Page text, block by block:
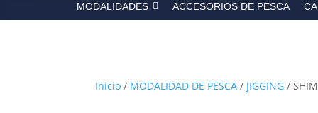
MODALIDADES ACCESORIOS DE PESCA
Inicio / MODALIDAD DE PESCA / JIGGING /